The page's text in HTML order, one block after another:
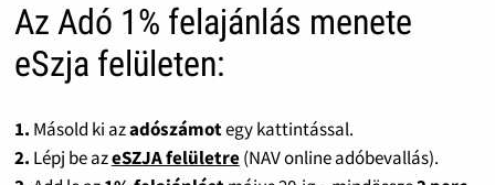
Az Adó 1% felajánlás menete
eSzja felületen:
1. Másold ki azadószámotegy kattintással.
2. Lépj be azeSZJA felületre(NAV online adóbevallás).